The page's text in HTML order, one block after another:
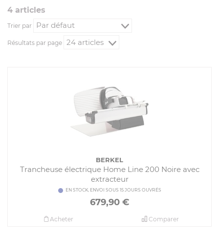
4 articles
Trier par
Résultats par page
BERKEL
Trancheuse électrique Home Line 200 Noire avec
extracteur
EN STOCK, ENVOI SOUS 15 JOURS OUVRÉS
679,90€
Comparer
Acheter